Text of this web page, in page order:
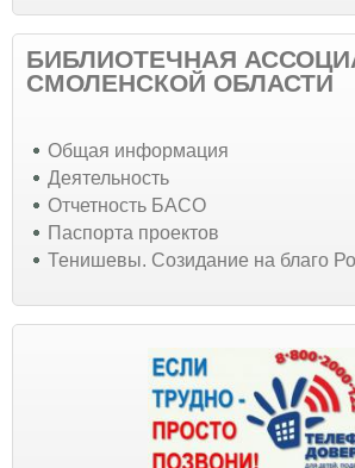
БИБЛИОТЕЧНАЯ
СМОЛЕНСКОЙ ОБЛАСТИ
Общая информация
Деятельность
Отчетность БАСО
Паспорта проектов
Тенишевы. Созидание на благо